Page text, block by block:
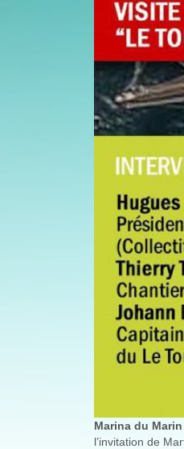
Marina du
l’invitation de